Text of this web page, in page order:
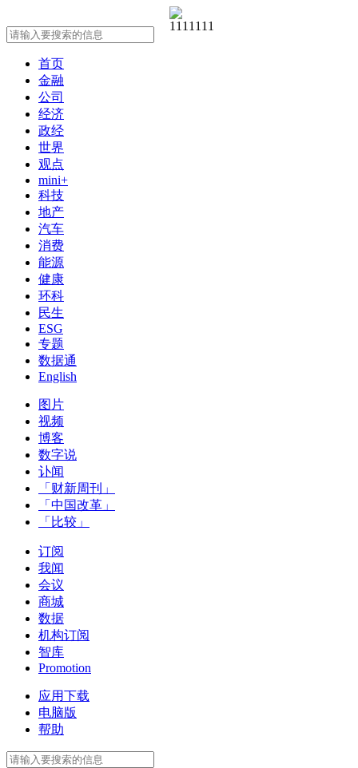
首页
金融
公司
经济
政经
世界
观点
mini+
科技
地产
汽车
消费
能源
健康
环科
民生
ESG
专题
数据通
English
图片
视频
博客
数字说
讣闻
「财新周刊」
「中国改革」
「比较」
订阅
我闻
会议
商城
数据
机构订阅
智库
Promotion
应用下载
电脑版
帮助